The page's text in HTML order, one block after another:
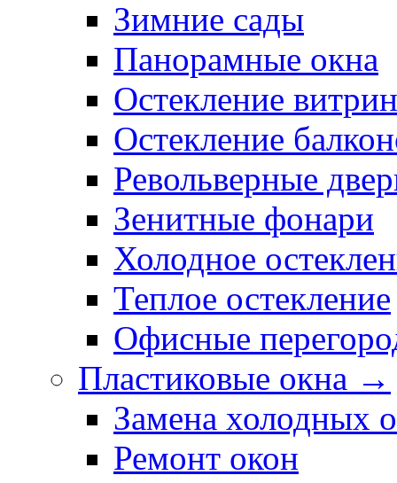
Зимние сады
Панорамные окна
Остекление витрин
Остекление
Револьверные
Зенитные фонари
Холодное
Теплое остекление
Офисные
Пластиковые окна →
Замена холодных
Ремонт окон